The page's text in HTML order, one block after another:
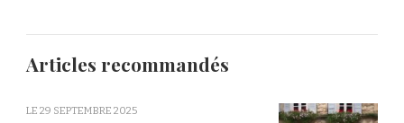
Articles recommandés
LE 29 SEPTEMBRE 2025